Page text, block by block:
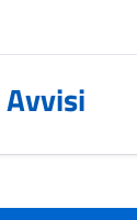
Avvisi